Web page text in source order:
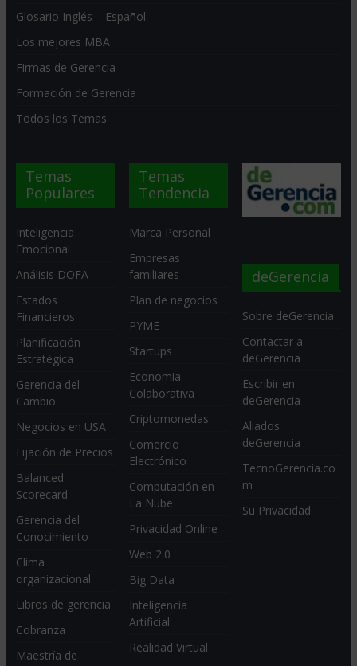
Glosario Inglés – Español
Los mejores MBA
Firmas de Gerencia
Formación de Gerencia
Todos los Temas
Temas
Populares
Inteligencia
Emocional
Análisis DOFA
Estados
Financieros
Planificación
Estratégica
Gerencia del
Cambio
Negocios en USA
Fijación de Precios
Balanced
Scorecard
Gerencia del
Conocimiento
Clima
organizacional
Libros de gerencia
Cobranza
Maestría de
Temas
Tendencia
Marca Personal
Empresas
familiares
Plan de negocios
PYME
Startups
Economia
Colaborativa
Criptomonedas
Comercio
Electrónico
Computación en
La Nube
Privacidad Online
Web 2.0
Big Data
Inteligencia
Artificial
Realidad Virtual
deGerencia
Sobre deGerencia
Contactar a
deGerencia
Escribir en
deGerencia
Aliados
deGerencia
TecnoGerencia.co
m
Su Privacidad